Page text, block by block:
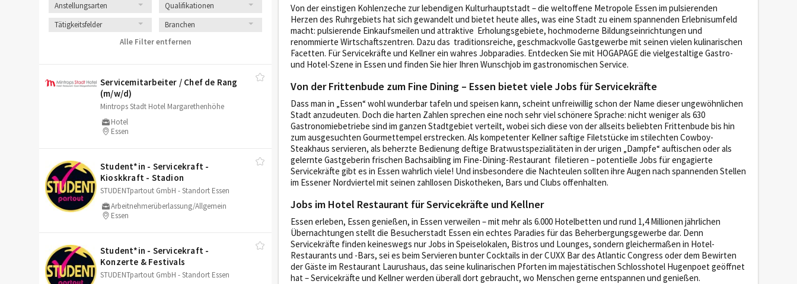
Anstellungsarten
Qualifikationen
Tätigkeitsfelder
Branchen
Alle Filter entfernen
Servicemitarbeiter /​ Chef de Rang
(m/​w/​d)
Mintrops Stadt Hotel Margarethenhöhe
Hotel
Essen
Student*in - Servicekraft -
Kioskkraft - Stadion
STUDENTpartout GmbH - Standort Essen
Arbeitnehmerüberlassung/Allgemein
Essen
Student*in - Servicekraft -
Konzerte & Festivals
STUDENTpartout GmbH - Standort Essen
Von der einstigen Kohlenzeche zur lebendigen Kulturhauptstadt – die weltoffene Metropole Essen im pulsierenden
Herzen des Ruhrgebiets hat sich gewandelt und bietet heute alles, was eine Stadt zu einem spannenden Erlebnisumfeld
macht: pulsierende Einkaufsmeilen und attraktive Erholungsgebiete, hochmoderne Bildungseinrichtungen und
renommierte Wirtschaftszentren. Dazu das traditionsreiche, geschmackvolle Gastgewerbe mit seinen vielen kulinarischen
Facetten. Für Servicekräfte und Kellner ein wahres Jobparadies. Entdecken Sie mit HOGAPAGE die vielgestaltige Gastro-
und Hotel-Szene in Essen und finden Sie hier Ihren Wunschjob im gastronomischen Service.
Von der Frittenbude zum Fine Dining – Essen bietet viele Jobs für Servicekräfte
Dass man in „Essen“ wohl wunderbar tafeln und speisen kann, scheint unfreiwillig schon der Name dieser ungewöhnlichen
Stadt anzudeuten. Doch die harten Zahlen sprechen eine noch sehr viel schönere Sprache: nicht weniger als 630
Gastronomiebetriebe sind im ganzen Stadtgebiet verteilt, wobei sich diese von der allseits beliebten Frittenbude bis hin
zum ausgesuchten Gourmettempel erstrecken. Als kompetenter Kellner saftige Filetstücke im stilechten Cowboy-
Steakhaus servieren, als beherzte Bedienung deftige Bratwustspezialitäten in der urigen „Dampfe“ auftischen oder als
gelernte Gastgeberin frischen Bachsaibling im Fine-Dining-Restaurant filetieren – potentielle Jobs für engagierte
Servicekräfte gibt es in Essen wahrlich viele! Und insbesondere die Nachteulen sollten ihre Augen nach spannenden Stellen
im Essener Nordviertel mit seinen zahllosen Diskotheken, Bars und Clubs offenhalten.
Jobs im Hotel Restaurant für Servicekräfte und Kellner
Essen erleben, Essen genießen, in Essen verweilen – mit mehr als 6.000 Hotelbetten und rund 1,4 Millionen jährlichen
Übernachtungen stellt die Besucherstadt Essen ein echtes Paradies für das Beherbergungsgewerbe dar. Denn
Servicekräfte finden keineswegs nur Jobs in Speiselokalen, Bistros und Lounges, sondern gleichermaßen in Hotel-
Restaurants und -Bars, sei es beim Servieren bunter Cocktails in der CUXX Bar des Atlantic Congress oder dem Bewirten
der Gäste im Restaurant Laurushaus, das seine kulinarischen Pforten im majestätischen Schlosshotel Hugenpoet geöffnet
hat – Servicekräfte und Kellner werden überall dort gebraucht, wo Menschen gerne entspannen und genießen.